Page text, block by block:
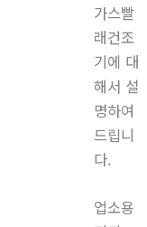
가스빨
래건조
기에 대
해서 설
명하여
드립니
다.
업소용